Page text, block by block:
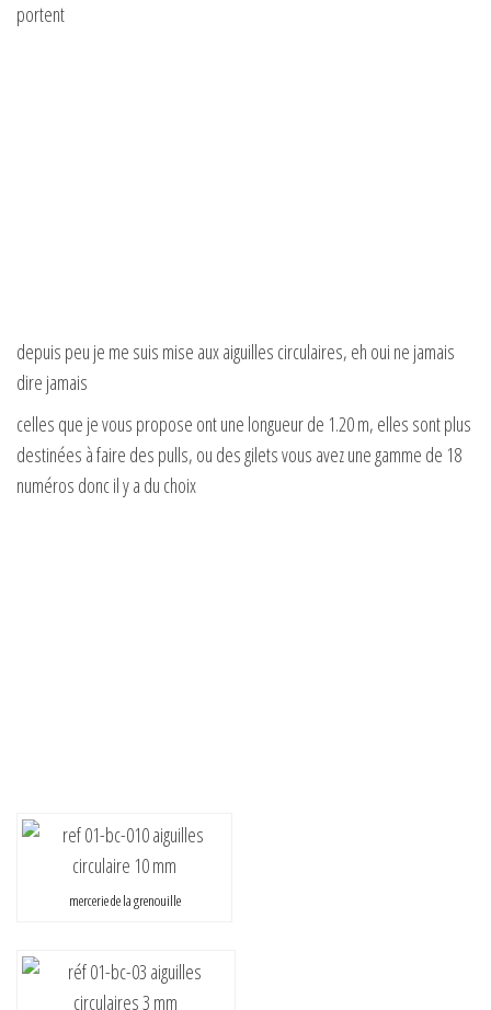
portent
depuis peu je me suis mise aux aiguilles circulaires, eh oui ne jamais
dire jamais
celles que je vous propose ont une longueur de 1.20 m, elles sont plus
destinées à faire des pulls, ou des gilets vous avez une gamme de 18
numéros donc il y a du choix
mercerie de la grenouille